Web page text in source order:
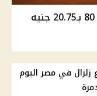
أسعار الوقود في مصر اليوم .. بنزين 80 بـ20.75 جنيه
زلزال في مصر اليوم